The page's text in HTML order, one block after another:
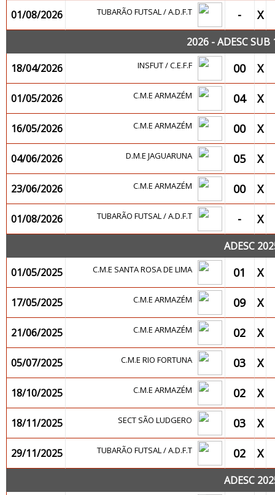
01/08/2026 TUBARÃO FUTSAL / A.D.F.T - X
2026 - ADESC SUB
18/04/2026
INSFUT / C.E.F.F 00 X
01/05/2026 C.M.E ARMAZÉM 04 X
16/05/2026 C.M.E ARMAZÉM 00 X
04/06/2026 D.M.E JAGUARUNA 05 X
23/06/2026 C.M.E ARMAZÉM 00 X
01/08/2026 TUBARÃO FUTSAL / A.D.F.T - X
ADESC
01/05/2025
C.M.E SANTA ROSA DE LIMA 01 X
17/05/2025 C.M.E ARMAZÉM 09 X
21/06/2025 C.M.E ARMAZÉM 02 X
05/07/2025 C.M.E RIO FORTUNA 03 X
18/10/2025 C.M.E ARMAZÉM 02 X
18/11/2025 SECT SÃO LUDGERO 03 X
29/11/2025 TUBARÃO FUTSAL / A.D.F.T 02 X
ADESC